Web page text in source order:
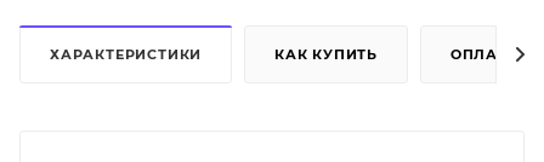
ХАРАКТЕРИСТИКИ КАК КУПИТЬ ОПЛАТА